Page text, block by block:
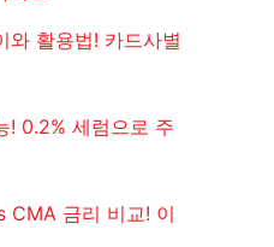
와 활용법! 카드사별
! 0.2% 세럼으로 주
CMA 금리 비교! 이